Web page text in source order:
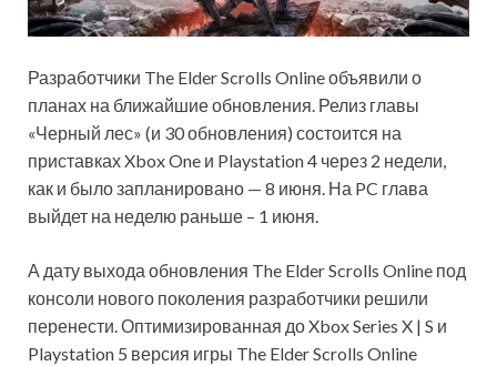
Разработчики The Elder Scrolls Online объявили о
планах на ближайшие обновления. Релиз главы
«Черный лес» (и 30 обновления) состоится на
приставках Xbox One и Playstation 4 через 2 недели,
как и было запланировано — 8 июня. На PC глава
выйдет на неделю раньше – 1 июня.
А дату выхода обновления The Elder Scrolls Online под
консоли нового поколения разработчики решили
перенести. Оптимизированная до Xbox Series X | S и
Playstation 5 версия игры The Elder Scrolls Online